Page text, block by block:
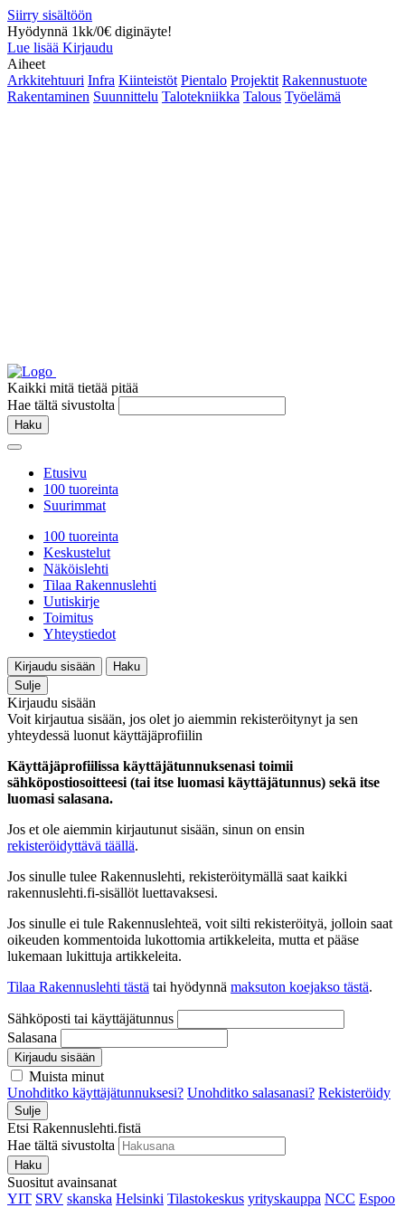
Siirry sisältöön
Hyödynnä 1kk/0€ diginäyte!
Lue lisää Kirjaudu
Aiheet
Arkkitehtuuri Infra Kiinteistöt Pientalo Projektit Rakennustuote
Rakentaminen Suunnittelu Talotekniikka Talous Työelämä
Kaikki mitä tietää pitää
Hae tältä sivustolta
Haku
Etusivu
100 tuoreinta
Suurimmat
100 tuoreinta
Keskustelut
Näköislehti
Tilaa Rakennuslehti
Uutiskirje
Toimitus
Yhteystiedot
Kirjaudu sisään
Haku
Sulje
Kirjaudu sisään
Voit kirjautua sisään, jos olet jo aiemmin rekisteröitynyt ja sen
yhteydessä luonut käyttäjäprofiilin
Käyttäjäprofiilissa käyttäjätunnuksenasi toimii
sähköpostiosoitteesi (tai itse luomasi käyttäjätunnus) sekä itse
luomasi salasana.
Jos et ole aiemmin kirjautunut sisään, sinun on ensin
rekisteröidyttävä täällä.
Jos sinulle tulee Rakennuslehti, rekisteröitymällä saat kaikki
rakennuslehti.fi-sisällöt luettavaksesi.
Jos sinulle ei tule Rakennuslehteä, voit silti rekisteröityä, jolloin saat
oikeuden kommentoida lukottomia artikkeleita, mutta et pääse
lukemaan lukittuja artikkeleita.
Tilaa Rakennuslehti tästä tai hyödynnä maksuton koejakso tästä.
Sähköposti tai käyttäjätunnus
Salasana
Kirjaudu sisään
Muista minut
Unohditko käyttäjätunnuksesi? Unohditko salasanasi? Rekisteröidy
Sulje
Etsi Rakennuslehti.fistä
Hae tältä sivustolta
Haku
Suositut avainsanat
YIT SRV skanska Helsinki Tilastokeskus yrityskauppa NCC Espoo